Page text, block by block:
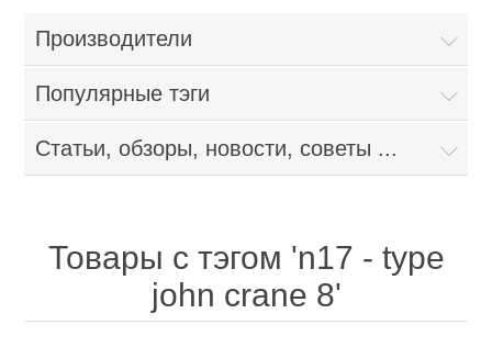
Производители
Популярные тэги
Статьи, обзоры, новости, советы ...
Товары с тэгом 'n17 - type
john crane 8'